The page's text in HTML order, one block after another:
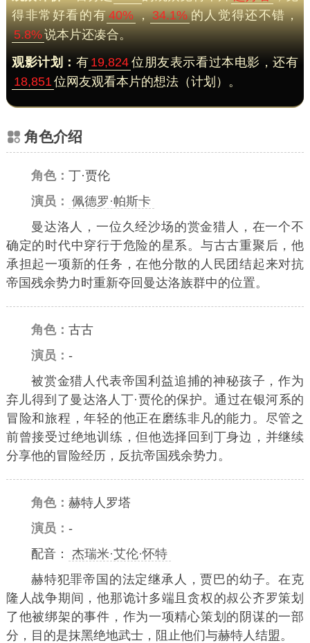
得非常好看的有40%，34.1%的人觉得还不错，
5.8%说本片还凑合。
观影计划： 有 19,824 位朋友表示看过本电影，还有
18,851位网友观看本片的想法（计划）。
角色介绍
角色： 丁·贾伦
演员： 佩德罗·帕斯卡
曼达洛人，一位久经沙场的赏金猎人，在一个不
确定的时代中穿行于危险的星系。与古古重聚后，他
承担起一项新的任务，在他分散的人民团结起来对抗
帝国残余势力时重新夺回曼达洛族群中的位置。
角色： 古古
演员： -
被赏金猎人代表帝国利益追捕的神秘孩子，作为
弃儿得到了曼达洛人丁·贾伦的保护。通过在银河系的
冒险和旅程，年轻的他正在磨练非凡的能力。尽管之
前曾接受过绝地训练，但他选择回到丁身边，并继续
分享他的冒险经历，反抗帝国残余势力。
角色： 赫特人罗塔
演员： -
配音：
杰瑞米·艾伦·怀特
赫特犯罪帝国的法定继承人，贾巴的幼子。在克
隆人战争期间，他那诡计多端且贪权的叔公齐罗策划
了他被绑架的事件，作为一项精心策划的阴谋的一部
分，目的是抹黑绝地武士，阻止他们与赫特人结盟。